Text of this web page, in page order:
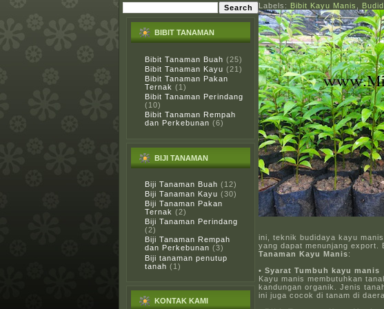
BIBIT TANAMAN
Bibit Tanaman Buah (25)
Bibit Tanaman Kayu (21)
Bibit Tanaman Pakan
Ternak (1)
Bibit Tanaman Perindang
(10)
Bibit Tanaman Rempah
dan Perkebunan (6)
BIJI TANAMAN
Biji Tanaman Buah (12)
Biji Tanaman Kayu (30)
Biji Tanaman Pakan
Ternak (2)
Biji Tanaman Perindang
(2)
Biji Tanaman Rempah
dan Perkebunan (3)
Biji tanaman penutup
tanah (1)
KONTAK KAMI
Labels: Bibit Kayu Manis
ini, teknik budidaya kayu
yang dapat menunjang export.
Tanaman Kayu Manis:
• Syarat Tumbuh kayu manis
Kayu manis membutuhkan
kandungan organik. Jenis
ini juga cocok di tanam di